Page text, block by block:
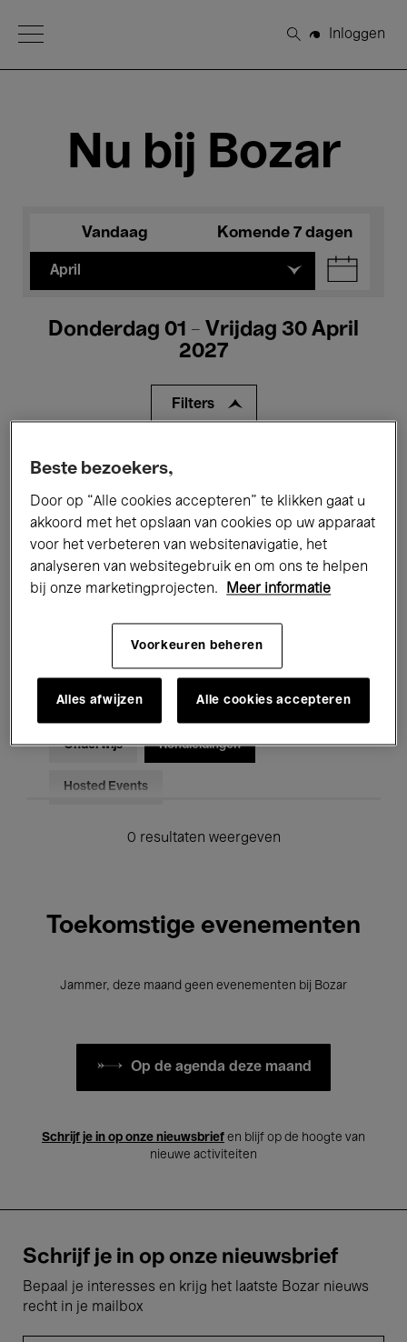
Open Menu
Zoeken
Inloggen
Nu bij Bozar
Vandaag Komende 7 dagen
April
Donderdag 01 - Vrijdag 30 April
2027
Filters
Alle evenementen
Tentoonstellingen Films
Performances Lezingen & Debatten
Jazz Klassieke Muziek Global Music
Voor iedereen Kids’ Palace
Onderwijs Rondleidingen
Hosted Events
0 resultaten weergeven
Toekomstige evenementen
Jammer, deze maand geen evenementen bij Bozar
Op de agenda deze maand
Schrijf je in op onze nieuwsbrief en blijf op de hoogte van
nieuwe activiteiten
Schrijf je in op onze nieuwsbrief
Bepaal je interesses en krijg het laatste Bozar nieuws
recht in je mailbox
Beste bezoekers,
Door op “Alle cookies accepteren” te klikken gaat u
akkoord met het opslaan van cookies op uw apparaat
voor het verbeteren van websitenavigatie, het
analyseren van websitegebruik en om ons te helpen
bij onze marketingprojecten.
Meer informatie
Voorkeuren beheren
Alles afwijzen Alle cookies accepteren